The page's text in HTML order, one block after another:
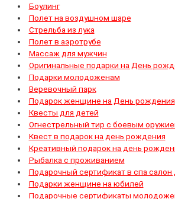
Боулинг
Полет на воздушном шаре
Стрельба из лука
Полет в аэротрубе
Массаж для мужчин
Оригинальные подарки на День
Подарки молодоженам
Веревочный парк
Подарок женщине на День рождения
Квесты для детей
Огнестрельный тир с боевым
Квест в подарок на день рождения
Креативный подарок на день
Рыбалка с проживанием
Подарочный сертификат в спа
Подарки женщине на юбилей
Подарочные сертификаты